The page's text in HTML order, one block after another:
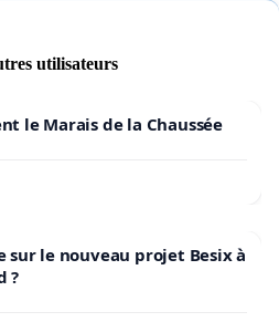
utilisateurs
le Marais de la Chaussée
le nouveau projet Besix à
?